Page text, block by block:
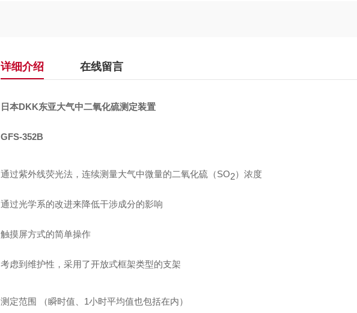
详细介绍 在线留言
日本DKK东亚大气中二氧化硫测定装置
GFS-352B
通过紫外线荧光法，连续测量大气中微量的二氧化硫（SO2）浓度
通过光学系的改进来降低干涉成分的影响
触摸屏方式的简单操作
考虑到维护性，采用了开放式框架类型的支架
测定范围 （瞬时值、1小时平均值也包括在内）